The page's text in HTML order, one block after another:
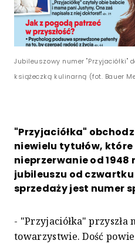
Jubileuszowy numer "Przyjaciółki"
książeczką kulinarną (fot. Bauer
"Przyjaciółka"
niewielu tytułów,
nieprzerwanie od 1948
jubileuszu od
sprzedaży jest numer
- "Przyjaciółka"
towarzystwie. Dość